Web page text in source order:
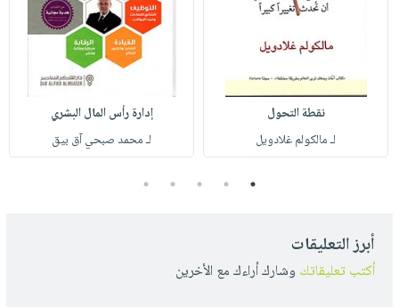
نقطة التحول
لـ مالكولم غلادويل
إدارة رأس المال البشري
لـ محمد صبحي آق بيق
1
2
3
4
5
أبرز التعليقات
أكتب تعليقاتك وشارك أراءك مع الأخرين